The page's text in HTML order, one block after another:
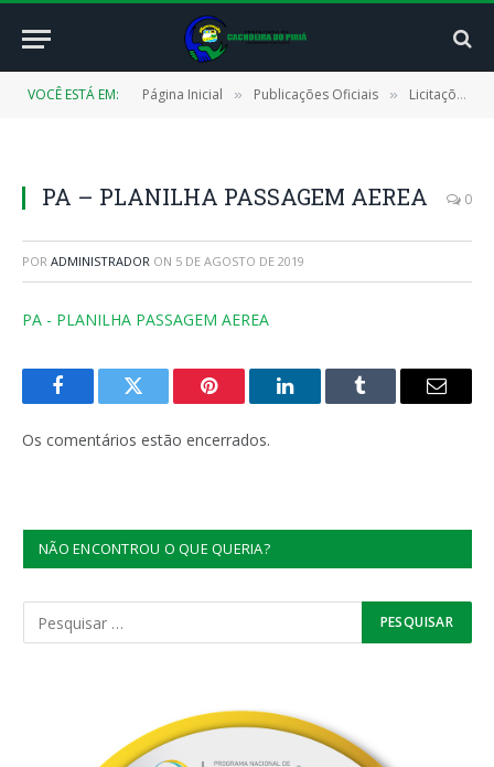
VOCÊ ESTÁ EM: Página Inicial » Publicações Oficiais » Licitações
PA – PLANILHA PASSAGEM AEREA 0
POR ADMINISTRADOR ON 5 DE AGOSTO DE 2019
PA - PLANILHA PASSAGEM AEREA
FacebookTwitter Pinterest LinkedInTumblr
E-
Os comentários estão encerrados.
NÃO ENCONTROU O QUE QUERIA?